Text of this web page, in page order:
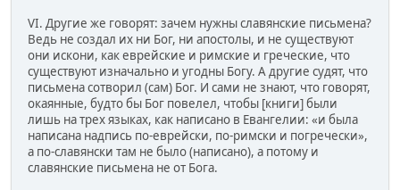
VI. Другие же говорят: зачем нужны славянские письмена?
Ведь не создал их ни Бог, ни апостолы, и не существуют
они искони, как еврейские и римские и греческие, что
существуют изначально и угодны Богу. А другие судят, что
письмена сотворил (сам) Бог. И сами не знают, что говорят,
окаянные, будто бы Бог повелел, чтобы [книги] были
лишь на трех языках, как написано в Евангелии: «и была
написана надпись по-еврейски, по-римски и погречески»,
а по-славянски там не было (написано), а потому и
славянские письмена не от Бога.